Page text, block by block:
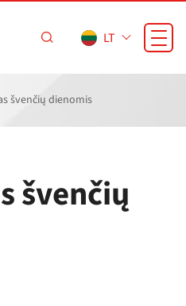
LT
švenčių dienomis
švenčių